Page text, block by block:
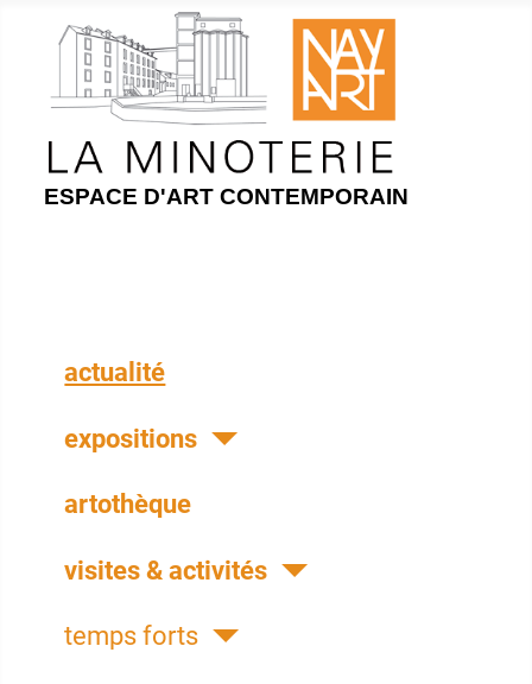
ESPACE D'ART CONTEMPORAIN
actualité
expositions
artothèque
visites & activités
temps forts